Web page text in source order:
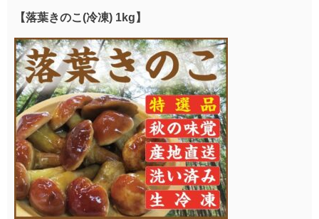
【落葉きのこ(冷凍) 1kg】